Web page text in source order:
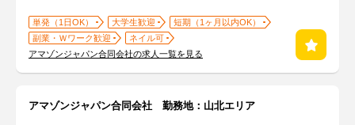
単発（1日OK） 大学生歓迎
短期（1ヶ月以内OK）
副業・Ｗワーク歓迎
ネイル可
アマゾンジャパン合同会社の求人一覧を見る
アマゾンジャパン合同会社 勤務地：山北エリア